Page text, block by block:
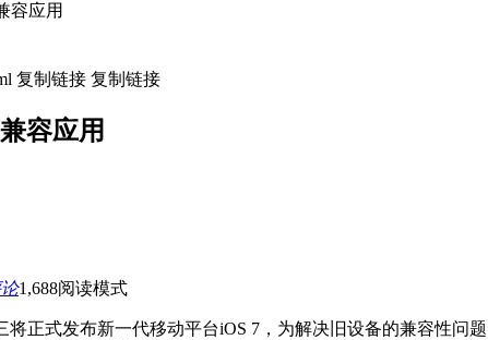
容应用
复制链接 复制链接
容应用
1,688阅读模式
将正式发布新一代移动平台iOS 7，为解决旧设备的兼容性问